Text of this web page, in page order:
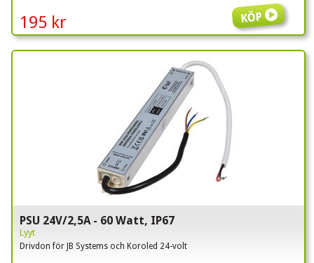
195 kr
Köp
PSU 24V/2,5A - 60 Watt, IP67
Lyyt
Drivdon för JB Systems och Koroled 24-volt